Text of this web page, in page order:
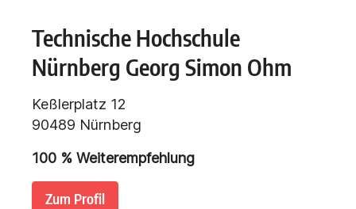
Technische Hochschule
Nürnberg Georg Simon Ohm
Keßlerplatz 12
90489 Nürnberg
100 % Weiterempfehlung
Zum Profil